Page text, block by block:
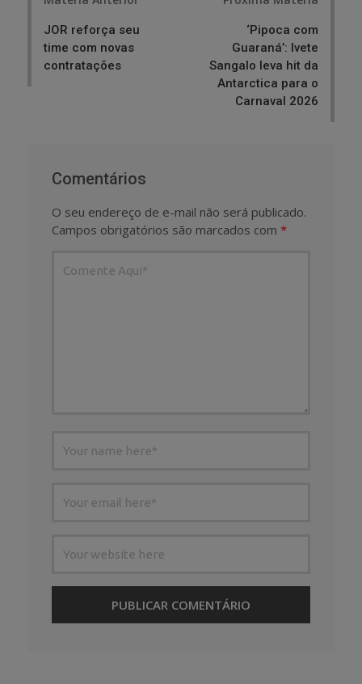
JOR reforça seu
time com novas
contratações
‘Pipoca com
Guaraná’: Ivete
Sangalo leva hit da
Antarctica para o
Carnaval 2026
Comentários
O seu endereço de e-mail não será publicado.
Campos obrigatórios são marcados com *